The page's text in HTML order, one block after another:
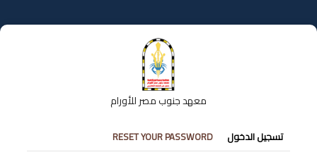
إلى
المحتوى
معهد جنوب مصر للأورام
التبويبات
تسجيل الدخول RESET YOUR PASSWORD